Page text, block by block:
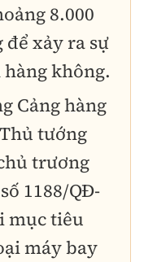
8.000
xảy ra sự
không.
Cảng hàng
tướng
trương
1188/QĐ-
mục tiêu
máy bay